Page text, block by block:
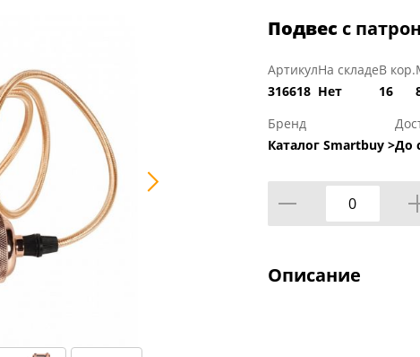
Подвес с
Артикул
316618
На складе
Нет
В кор.
16
Бренд
Каталог Smartbuy >До
Описание